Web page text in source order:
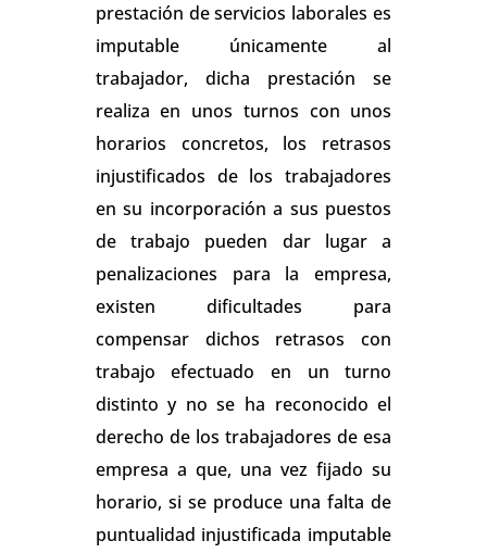
prestación de servicios laborales es
imputable únicamente al
trabajador, dicha prestación se
realiza en unos turnos con unos
horarios concretos, los retrasos
injustificados de los trabajadores
en su incorporación a sus puestos
de trabajo pueden dar lugar a
penalizaciones para la empresa,
existen dificultades para
compensar dichos retrasos con
trabajo efectuado en un turno
distinto y no se ha reconocido el
derecho de los trabajadores de esa
empresa a que, una vez fijado su
horario, si se produce una falta de
puntualidad injustificada imputable